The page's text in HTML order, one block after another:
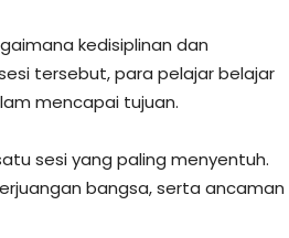
kedisiplinan dan
tersebut, para pelajar belajar
mencapai tujuan.
sesi yang paling menyentuh.
bangsa, serta ancaman